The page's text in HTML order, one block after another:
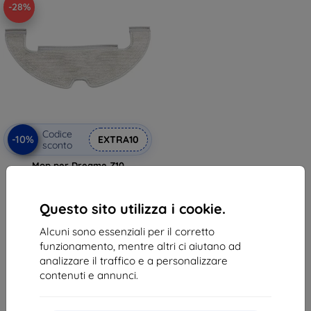
Questo sito utilizza i cookie.
Alcuni sono essenziali per il corretto
funzionamento, mentre altri ci aiutano ad
analizzare il traffico e a personalizzare
contenuti e annunci.
-28%
-10%
Codice
sconto
EXTRA10
Mop per Dreame Z10
In magazzino > 5 pz